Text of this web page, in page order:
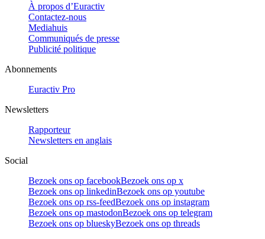
À propos d’Euractiv
Contactez-nous
Mediahuis
Communiqués de presse
Publicité politique
Abonnements
Euractiv Pro
Newsletters
Rapporteur
Newsletters en anglais
Social
Bezoek ons op facebookBezoek ons op x
Bezoek ons op linkedinBezoek ons op youtube
Bezoek ons op rss-feedBezoek ons op instagram
Bezoek ons op mastodonBezoek ons op telegram
Bezoek ons op blueskyBezoek ons op threads